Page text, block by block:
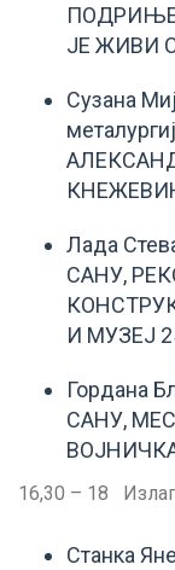
ПОДРИЊЕ
ЈЕ ЖИВИ
Сузана
Лада
САНУ,
И МУЗЕЈ
Гордана
САНУ,
16,30 – 18
Станка